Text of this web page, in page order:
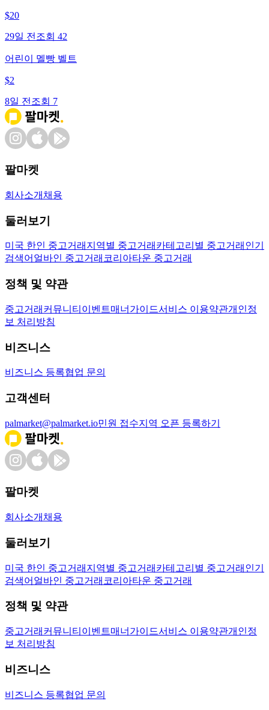
$20
29일 전 조회 42
어린이 멜빵 벨트
$2
8일 전 조회 7
팔마켓
회사소개 채용
둘러보기
미국 한인 중고거래 지역별 중고거래 카테고리별 중고거래 인기
검색어 얼바인 중고거래 코리아타운 중고거래
정책 및 약관
중고거래 커뮤니티 이벤트매너가이드서비스 이용약관개인정
보 처리방침
비즈니스
비즈니스 등록협업 문의
고객센터
palmarket@palmarket.io민원 접수지역 오픈 등록하기
팔마켓
회사소개 채용
둘러보기
미국 한인 중고거래 지역별 중고거래 카테고리별 중고거래 인기
검색어 얼바인 중고거래 코리아타운 중고거래
정책 및 약관
중고거래 커뮤니티 이벤트매너가이드서비스 이용약관개인정
보 처리방침
비즈니스
비즈니스 등록협업 문의